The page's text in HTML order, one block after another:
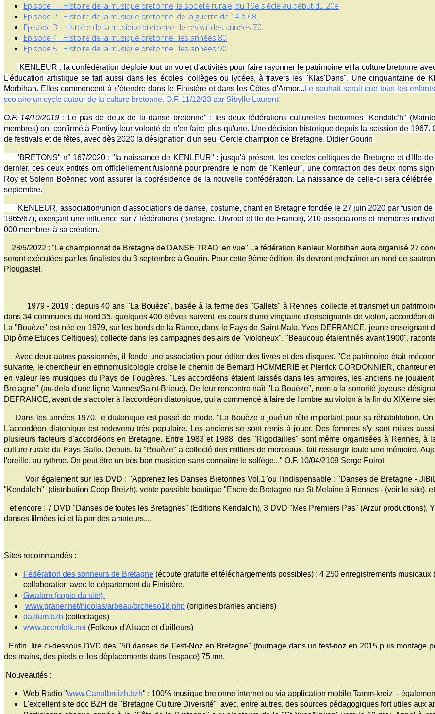
Episode 1 : Histoire de la musique bretonne, la société rurale, du 19e siècle au début du 20e
Episode 2 : Histoire de la musique bretonne :de la guerre de 14 à 68.
Episode 3 - Histoire de la musique bretonne : le revival des années 70.
Episode 4 : Histoire de la musique bretonne : les années 80
Episode 5 : Histoire de la musique bretonne : les années 90
KENLEUR : la confédération déploie tout un volet d'activités pour faire rayonner le patrimoine et la culture bretonne
L'éducation artistique se fait aussi dans les écoles, collèges ou lycées, à travers les "Klas'Dans". Une cinquantaine de
Morbihan. Elles commencent à s'étendre dans le Finistère et dans les Côtes d'Armor... Le souhait serait que tous les
scolaire un cycle autour de la culture bretonne. O.F. 11/12/23 par Sibylle Laurent
O.F. 14/10/2019 : Le pas de deux de la danse bretonne" : les deux fédérations culturelles bretonnes "Kendalc'h"
membres) ont confirmé à Pontivy leur volonté de n'en faire plus qu'une. Une décision historique depuis la scission de
de festivals et de fêtes, avec dès 2020 la désignation d'un seul Cercle champion de Bretagne. Didier Gourin
"BRETONS" n° 167/2020 : "la naissance de KENLEUR" : jusqu'à présent, les cercles celtiques de Bretagne et d'Ille-
dernier, ces deux entités ont officiellement fusionné pour prendre le nom de "Kenleur", une contraction des deux noms
Roy et Solenn Boënnec vont assurer la coprésidence de la nouvelle confédération. La naissance de celle-ci sera
septembre.
KENLEUR, association/union d'associations de danse, costume, chant en Bretagne fondée le 27 juin 2020 par fusion de
1965/67), exerçant une influence sur 7 fédérations (Bretagne, Divroët et Ile de France), 210 associations et membres
000 membres à sa création.
28/5/2022 : "Le championnat de Bretagne de DANSE TRAD' en vue" La fédération Kenleur Morbihan aura organisé 27
seront exécutées par les finalistes du 3 septembre à Gourin. Pour cette 9ème édition, ils devront enchaîner un rond de
Plougastel.
1979 - 2019 : depuis 40 ans "La Bouèze", basée à la ferme des "Gallets" à Rennes, collecte et transmet un
dans 34 communes du nord 35, quelques 400 élèves suivent les cours d'une vingtaine d'enseignants de violon, accordéon
La "Bouèze" est née en 1979, sur les bords de la Rance, dans le Pays de Saint-Malo. Yves DEFRANCE, jeune enseignant
Diplôme Etudes Celtiques), collecte dans les campagnes des airs de "violoneux". "Beaucoup étaient nés avant 1900",
Avec deux autres passionnés, il fonde une association pour éditer des livres et des disques. "Ce patrimoine était
suivante, le chercheur en ethnomusicologie croise le chemin de Bernard HOMMERIE et Pierrick CORDONNIER, chanteur
en valeur les musiques du Pays de Fougères. "Les accordéons étaient laissés dans les armoires, les anciens ne
Bretagne" (au-delà d'une ligne Vannes/Saint-Brieuc). De leur rencontre naît "La Bouèze", nom à la sonorité joyeuse
DEFRANCE, avant de s'accoler à l'accordéon diatonique, qui a commencé à faire de l'ombre au violon à la fin du XIXème
Dans les années 1970, le diatonique est passé de mode. "La Bouèze a joué un rôle important pour sa réhabilitation.
L'accordéon diatonique est redevenu très populaire. Les anciens se sont remis à jouer. Des femmes s'y sont mises
plusieurs facteurs d'accordéons en Bretagne. Entre 1983 et 1988, des "Rigodailles" sont même organisées à Rennes,
culture rurale du Pays Gallo. Depuis, la "Bouèze" a collecté des milliers de morceaux, fait ressurgir toute une mémoire.
l'oreille, au rythme. On peut être un très bon musicien sans connaitre le solfège..." O.F. 10/04/2109 Serge Poirot
Voir également sur les DVD : "Apprenez les Danses Bretonnes Vol.1"ou l'indispensable : "Danses de Bretagne -
"Kendalc'h" (distribution Coop Breizh), vente possible boutique "Encre de Bretagne rue St Melaine à Rennes - (voir le site), et
et encore : 7 DVD "Danses de toutes les Bretagnes" (Editions Kendalc'h), 3 DVD "Mes Premiers Pas" (Arzur productions),
danses filmées ici et là par des amateurs....
Sites recommandés :
Fédération des sonneurs de Bretagne (écoute gratuite et téléchargements possibles) : 4 250 enregistrements
collaboration avec le département du Finistère.
Gwalarn (copie du site)
www.graner.net/nicolas/arbeau/orcheso18.php (origines branles anciens)
dastum.bzh (collectages)
www.accrofolk.net (Folkeux d'Alsace et d'ailleurs)
Enfin, lire ci-dessous DVD des "50 danses de Fest-Noz en Bretagne" (tournage dans un fest-noz en 2015 puis montage
des mains, des pieds et les déplacements dans l'espace) 75 mn.
Nouveautés :
Web Radio "www.Canalbreizh.bzh" : 100% musique bretonne internet ou via application mobile Tamm-kreiz -
L'excellent site doc BZH de "Bretagne Culture Diversité" avec, entre autres, des sources pédagogiques fort utiles aux